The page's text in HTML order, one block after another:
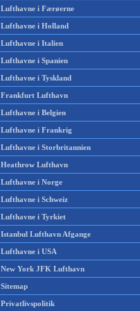
Lufthavne i Færøerne
Lufthavne i Holland
Lufthavne i Italien
Lufthavne i Spanien
Lufthavne i Tyskland
Frankfurt Lufthavn
Lufthavne i Belgien
Lufthavne i Frankrig
Lufthavne i Storbritannien
Heathrow Lufthavn
Lufthavne i Norge
Lufthavne i Schweiz
Lufthavne i Tyrkiet
Istanbul Lufthavn Afgange
Lufthavne i USA
New York JFK Lufthavn
Sitemap
Privatlivspolitik